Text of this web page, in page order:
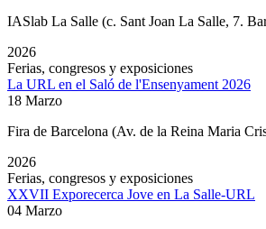
IASlab La Salle (c. Sant Joan La Salle, 7.
2026
Ferias, congresos y exposiciones
La URL en el Saló de l'Ensenyament 2026
18 Marzo
Fira de Barcelona (Av. de la Reina Maria
2026
Ferias, congresos y exposiciones
XXVII Exporecerca Jove en La Salle-URL
04 Marzo